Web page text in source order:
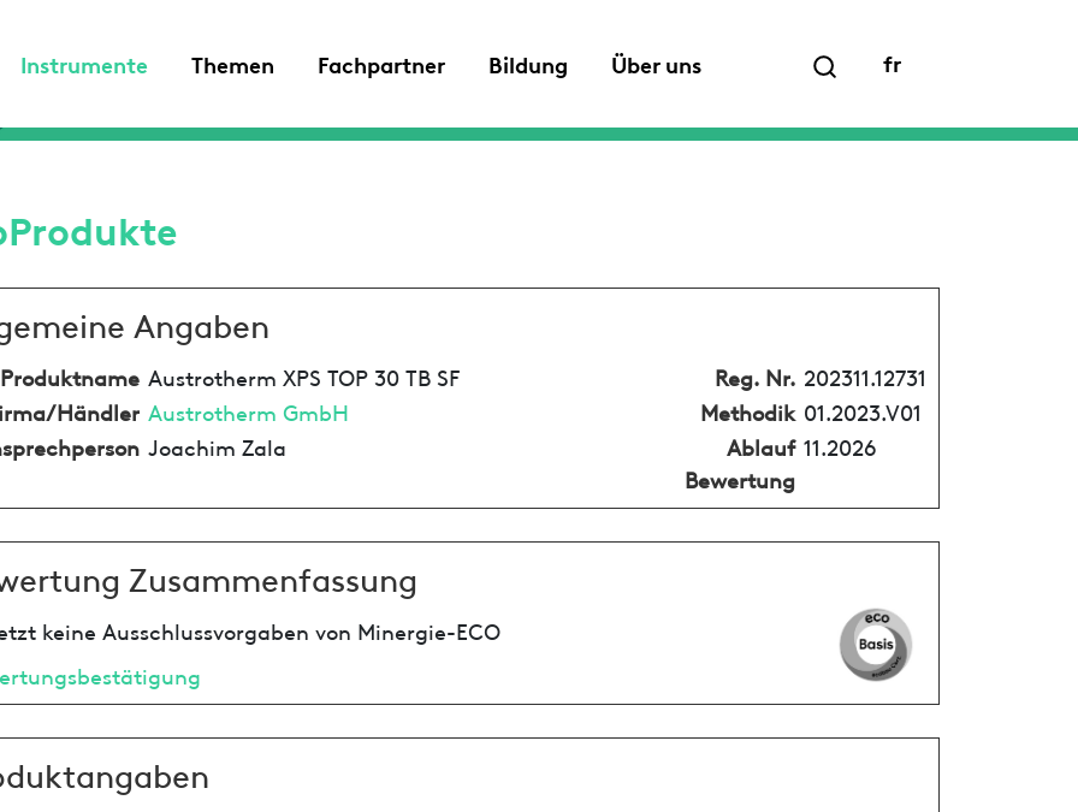
Instrumente Themen Fachpartner Bildung Über uns fr
Angaben
Produktname Austrotherm XPS TOP 30 TB SF Reg. Nr. 202311.12731
Händler Austrotherm GmbH Methodik 01.2023.V01
Joachim Zala
Ablauf
Bewertung
11.2026
Zusammenfassung
keine Ausschlussvorgaben von Minergie-ECO